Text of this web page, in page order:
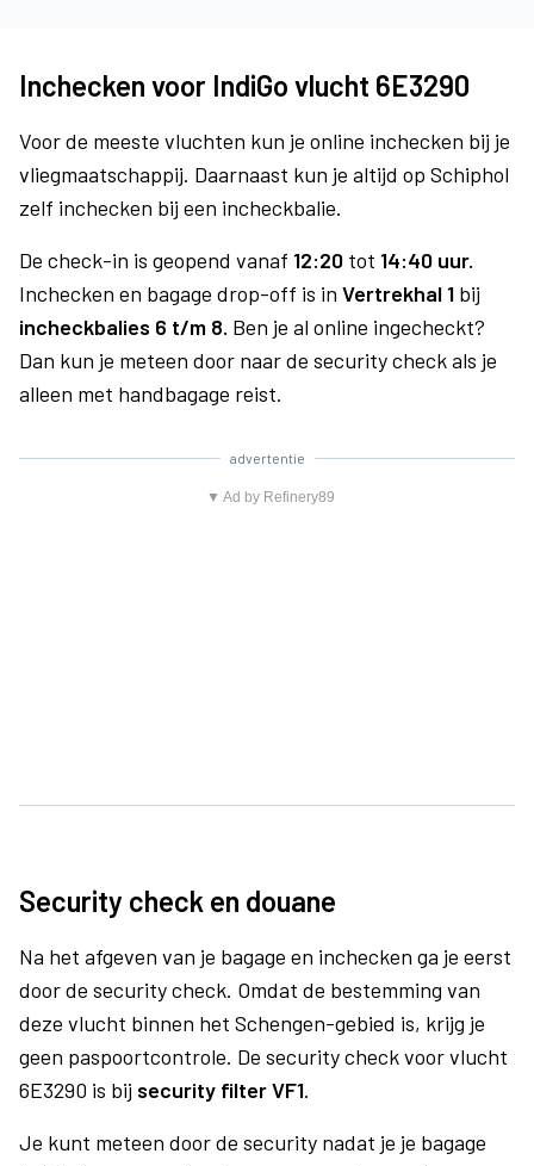
Inchecken voor IndiGo vlucht 6E3290
Voor de meeste vluchten kun je online inchecken bij je
vliegmaatschappij. Daarnaast kun je altijd op Schiphol
zelf inchecken bij een incheckbalie.
De check-in is geopend vanaf 12:20 tot 14:40 uur.
Inchecken en bagage drop-off is in Vertrekhal 1 bij
incheckbalies 6 t/m 8. Ben je al online ingecheckt?
Dan kun je meteen door naar de security check als je
alleen met handbagage reist.
advertentie
▼ Ad by Refinery89
Security check en douane
Na het afgeven van je bagage en inchecken ga je eerst
door de security check. Omdat de bestemming van
deze vlucht binnen het Schengen-gebied is, krijg je
geen paspoortcontrole. De security check voor vlucht
6E3290 is bij security filter VF1.
Je kunt meteen door de security nadat je je bagage